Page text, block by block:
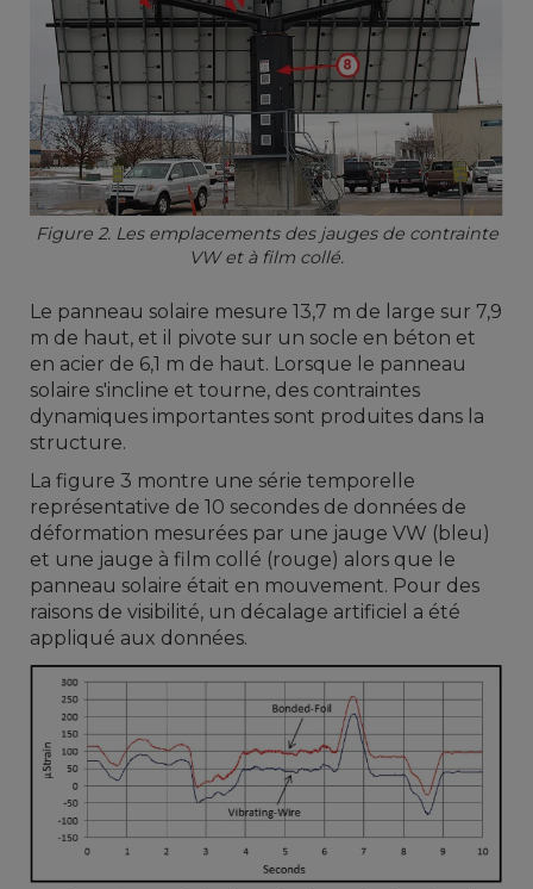
Figure 2. Les emplacements des jauges de contrainte
VW et à film collé.
Le panneau solaire mesure 13,7 m de large sur 7,9
m de haut, et il pivote sur un socle en béton et
en acier de 6,1 m de haut. Lorsque le panneau
solaire s'incline et tourne, des contraintes
dynamiques importantes sont produites dans la
structure.
La figure 3 montre une série temporelle
représentative de 10 secondes de données de
déformation mesurées par une jauge VW (bleu)
et une jauge à film collé (rouge) alors que le
panneau solaire était en mouvement. Pour des
raisons de visibilité, un décalage artificiel a été
appliqué aux données.